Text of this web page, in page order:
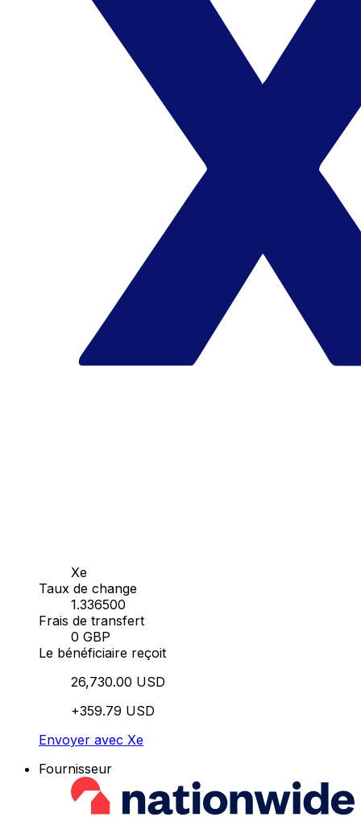
Xe
Taux de change
1.336500
Frais de transfert
0 GBP
Le bénéficiaire reçoit
26,730.00 USD
+359.79 USD
Envoyer avec Xe
Fournisseur